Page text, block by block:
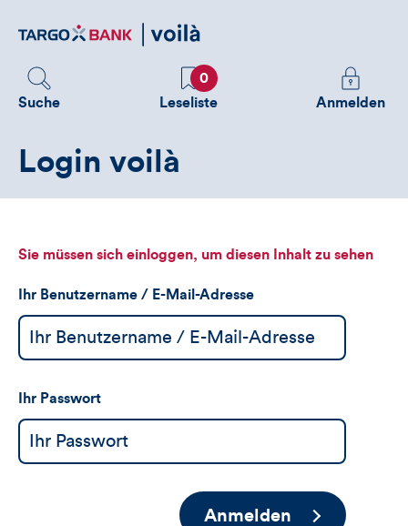
zum
Suche
Favoriten
0
Leseliste
Melden
Sie
sehen
Anmelden
Login voilà
Sie müssen sich einloggen, um diesen Inhalt zu sehen
Ihr Benutzername / E-Mail-Adresse
Ihr Passwort
Anmelden